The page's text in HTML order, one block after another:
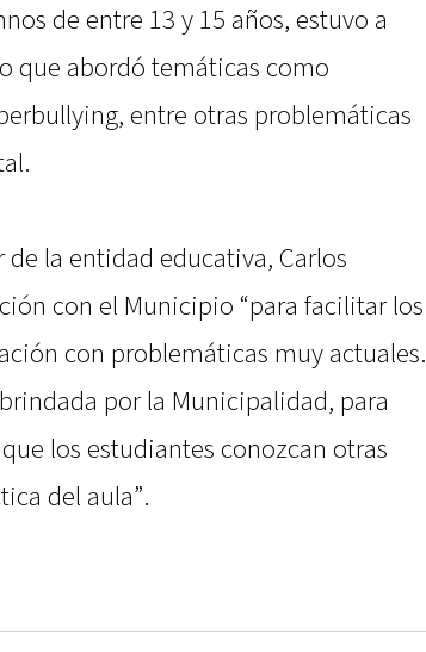
de entre 13 y 15 años, estuvo a
que abordó temáticas como
entre otras problemáticas
la entidad educativa, Carlos
con el Municipio “para facilitar los
con problemáticas muy actuales.
por la Municipalidad, para
los estudiantes conozcan otras
del aula”.